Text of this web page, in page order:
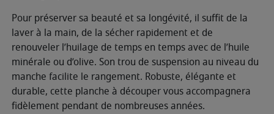
Pour préserver sa beauté et sa longévité, il suffit de la
laver à la main, de la sécher rapidement et de
renouveler l’huilage de temps en temps avec de l’huile
minérale ou d’olive. Son trou de suspension au niveau du
manche facilite le rangement. Robuste, élégante et
durable, cette planche à découper vous accompagnera
fidèlement pendant de nombreuses années.